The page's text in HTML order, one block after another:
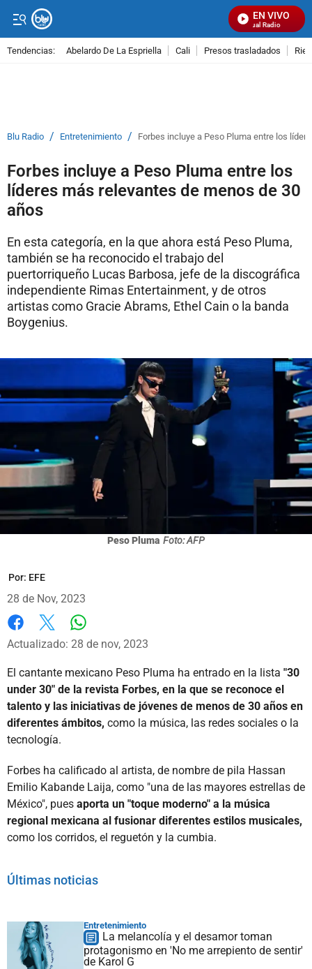
EN VIVO
Señal Visual Radio
Tendencias: Abelardo De La Espriella Cali Presos trasladados
Blu Radio / Entretenimiento / Forbes incluye a Peso Pluma entre los
Forbes incluye a Peso Pluma entre los
líderes más relevantes de menos de 30
años
En esta categoría, en la que ahora está Peso Pluma,
también se ha reconocido el trabajo del
puertorriqueño Lucas Barbosa, jefe de la discográfica
independiente Rimas Entertainment, y de otros
artistas como Gracie Abrams, Ethel Cain o la banda
Boygenius.
Peso Pluma Foto: AFP
Por: EFE
28 de Nov, 2023
Facebook
X
Actualizado: 28 de nov, 2023
El cantante mexicano Peso Pluma ha entrado en la lista "30
under 30" de la revista Forbes, en la que se reconoce el
talento y las iniciativas de jóvenes de menos de 30 años en
diferentes ámbitos, como la música, las redes sociales o la
tecnología.
Forbes ha calificado al artista, de nombre de pila Hassan
Emilio Kabande Laija, como "una de las mayores estrellas de
México", pues aporta un "toque moderno" a la música
regional mexicana al fusionar diferentes estilos musicales,
como los corridos, el reguetón y la cumbia.
Últimas noticias
Entretenimiento
La melancolía y el desamor toman
protagonismo en 'No me arrepiento de sentir'
de Karol G